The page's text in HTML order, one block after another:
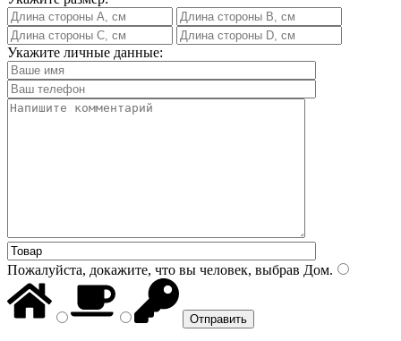
Укажите личные данные:
Пожалуйста, докажите, что вы человек, выбрав Дом.